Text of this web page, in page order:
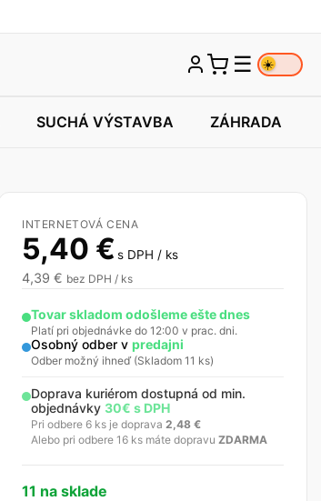
☰ ☀️
SUCHÁ VÝSTAVBA ZÁHRADA
INTERNETOVÁ CENA
5,40 € s DPH / ks
4,39 € bez DPH / ks
Tovar skladom odošleme ešte dnes
Platí pri objednávke do 12:00 v prac. dni.
Osobný odber v predajni
Odber možný ihneď (Skladom 11 ks)
Doprava kuriérom dostupná od min.
objednávky 30€ s DPH
Pri odbere 6 ks je doprava 2,48 €
Alebo pri odbere 16 ks máte dopravu ZDARMA
11 na sklade